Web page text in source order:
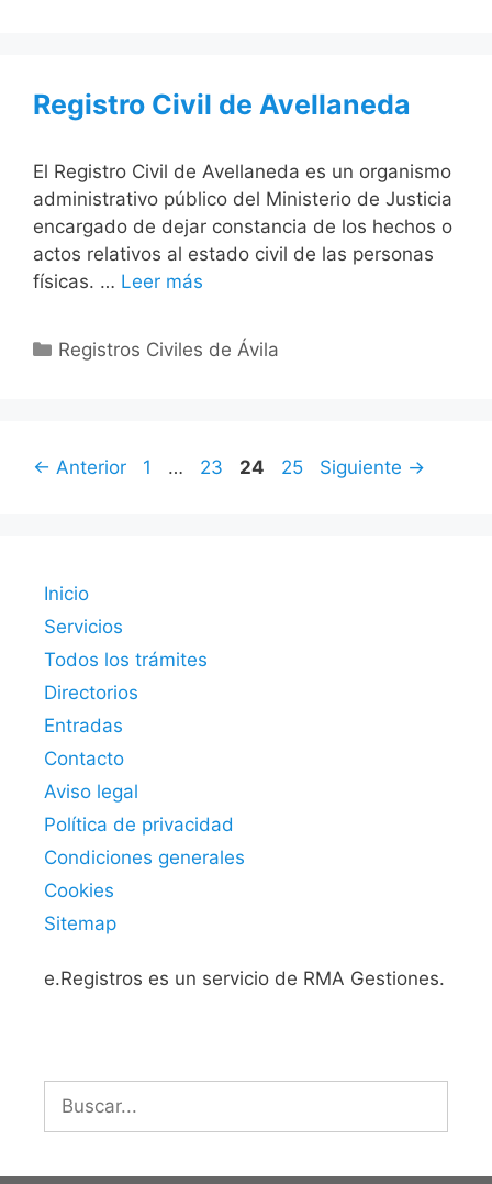
Registro Civil de Avellaneda
El Registro Civil de Avellaneda es un organismo
administrativo público del Ministerio de Justicia
encargado de dejar constancia de los hechos o
actos relativos al estado civil de las personas
físicas. … Leer más
Categorías
Registros Civiles de Ávila
← Anterior Página
1 … Página
23 Página
24 Página
25 Siguiente →
Inicio
Servicios
Todos los trámites
Directorios
Entradas
Contacto
Aviso legal
Política de privacidad
Condiciones generales
Cookies
Sitemap
e.Registros es un servicio de RMA Gestiones.
Buscar: